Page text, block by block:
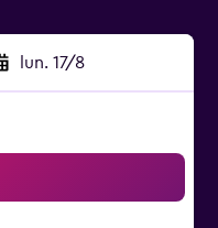
lun. 17/8